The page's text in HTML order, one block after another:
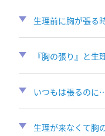
生理前に胸が張る
『胸の張り』と生
いつもは張るのに
生理が来なくて胸